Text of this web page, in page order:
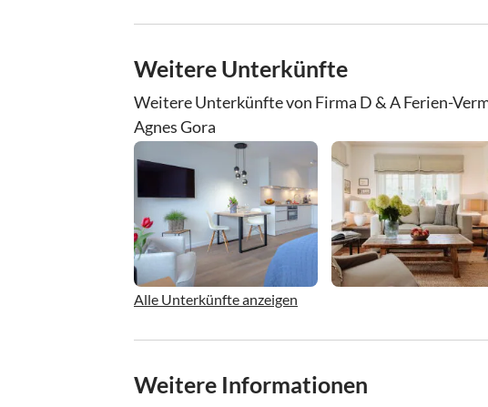
Weitere Unterkünfte
Weitere Unterkünfte von Firma D & A Ferien-
Agnes Gora
Alle Unterkünfte anzeigen
Weitere Informationen